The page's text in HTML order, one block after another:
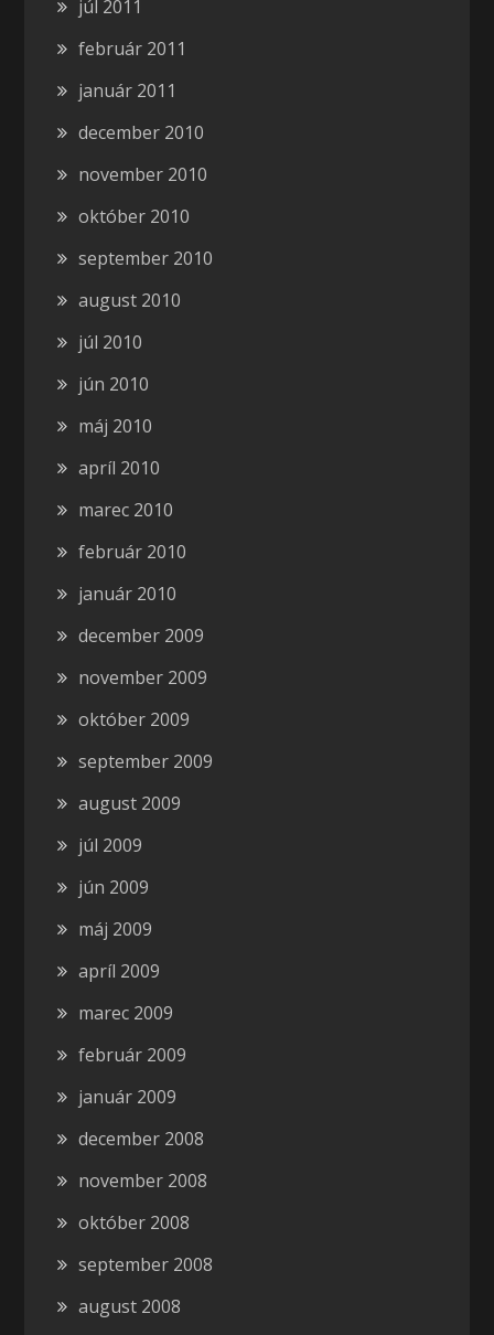
júl 2011
február 2011
január 2011
december 2010
november 2010
október 2010
september 2010
august 2010
júl 2010
jún 2010
máj 2010
apríl 2010
marec 2010
február 2010
január 2010
december 2009
november 2009
október 2009
september 2009
august 2009
júl 2009
jún 2009
máj 2009
apríl 2009
marec 2009
február 2009
január 2009
december 2008
november 2008
október 2008
september 2008
august 2008